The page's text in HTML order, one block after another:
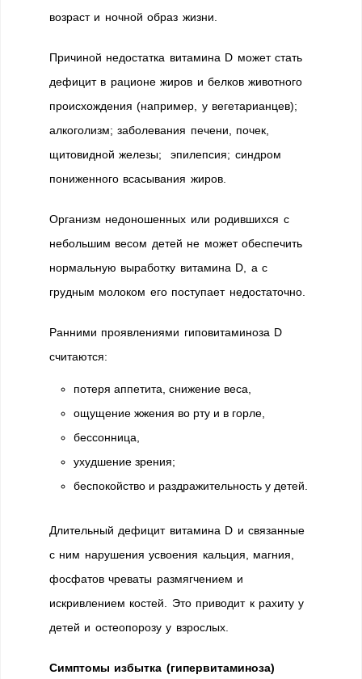
возраст и ночной образ жизни.
Причиной недостатка витамина D может стать
дефицит в рационе жиров и белков животного
происхождения (например, у вегетарианцев);
алкоголизм; заболевания печени, почек,
щитовидной железы; эпилепсия; синдром
пониженного всасывания жиров.
Организм недоношенных или родившихся с
небольшим весом детей не может обеспечить
нормальную выработку витамина D, а с
грудным молоком его поступает недостаточно.
Ранними проявлениями гиповитаминоза D
считаются:
потеря аппетита, снижение веса,
ощущение жжения во рту и в горле,
бессонница,
ухудшение зрения;
беспокойство и раздражительность у детей.
Длительный дефицит витамина D и связанные
с ним нарушения усвоения кальция, магния,
фосфатов чреваты размягчением и
искривлением костей. Это приводит к рахиту у
детей и остеопорозу у взрослых.
Симптомы избытка (гипервитаминоза)